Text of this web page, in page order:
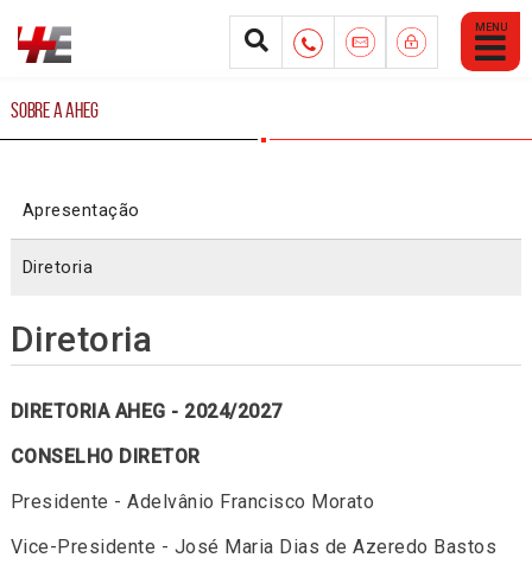
Abrir
Menu
Mobile
SOBRE A AHEG
Apresentação
Diretoria
Diretoria
DIRETORIA AHEG - 2024/2027
CONSELHO DIRETOR
Presidente - Adelvânio Francisco Morato
Vice-Presidente - José Maria Dias de Azeredo Bastos